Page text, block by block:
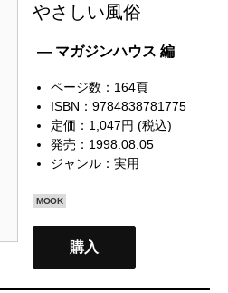
やさしい風俗
— マガジンハウス 編
ページ数：164頁
ISBN：9784838781775
定価：1,047円 (税込)
発売：1998.08.05
ジャンル：実用
MOOK
購入